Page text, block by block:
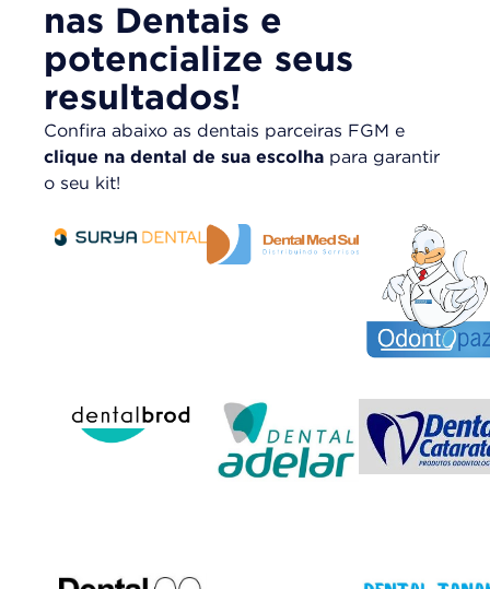
nas Dentais e
potencialize seus
resultados!
Confira abaixo as dentais parceiras FGM e
clique na dental de sua escolha para garantir
o seu kit!